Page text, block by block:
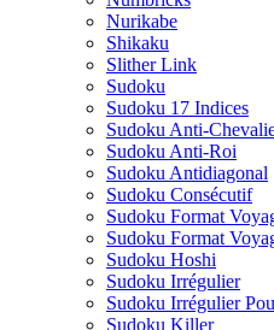
Nurikabe
Shikaku
Slither Link
Sudoku
Sudoku 17 Indices
Sudoku Anti-
Sudoku Anti-Roi
Sudoku Antidiagonal
Sudoku Consécutif
Sudoku Format
Sudoku Format
Sudoku Hoshi
Sudoku Irrégulier
Sudoku Irrégulier
Sudoku Killer